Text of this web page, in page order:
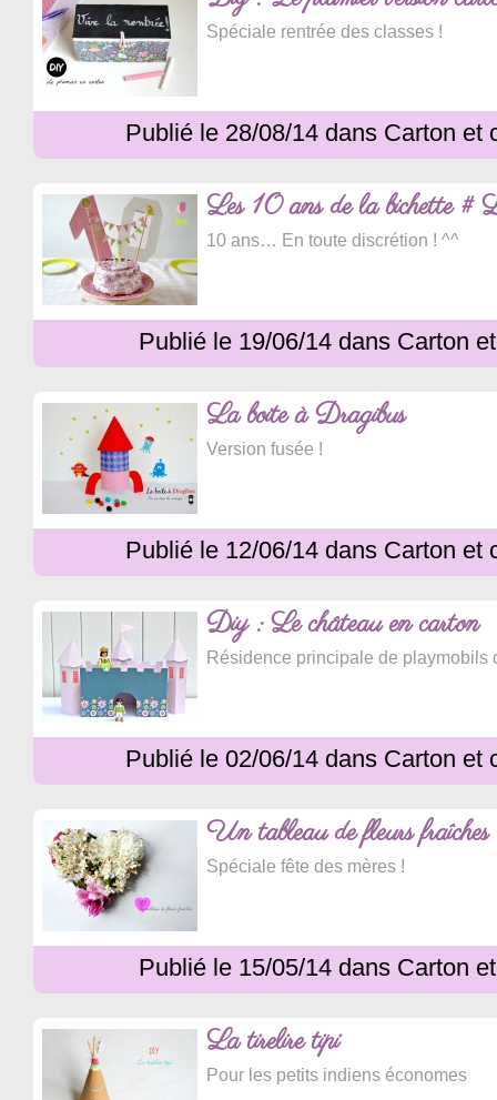
Spéciale rentrée des classes !
Publié le 28/08/14 dans Carton et
Les 10 ans de la bichette #
10 ans… En toute discrétion ! ^^
Publié le 19/06/14 dans Carton
La boite à Dragibus
Version fusée !
Publié le 12/06/14 dans Carton et
Diy : Le château en carton
Résidence principale de playmobils
Publié le 02/06/14 dans Carton et
Un tableau de fleurs fraîches
Spéciale fête des mères !
Publié le 15/05/14 dans Carton
La tirelire tipi
Pour les petits indiens économes